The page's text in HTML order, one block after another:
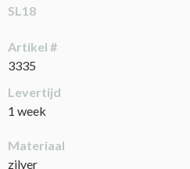
SL18
Artikel #
3335
Levertijd
1 week
Materiaal
zilver